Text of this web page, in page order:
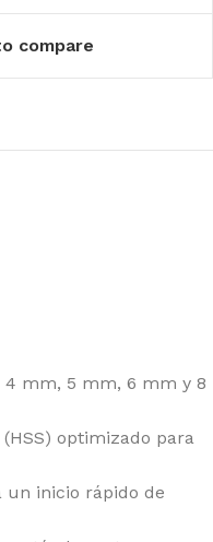
compare
mm, 5 mm, 6 mm y 8
optimizado para
un inicio rápido de